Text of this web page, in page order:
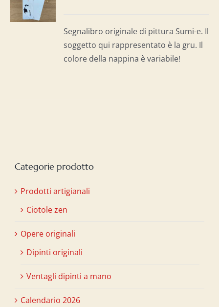
Segnalibro originale di pittura Sumi-e. Il
soggetto qui rappresentato è la gru. Il
colore della nappina è variabile!
Categorie prodotto
Prodotti artigianali
Ciotole zen
Opere originali
Dipinti originali
Ventagli dipinti a mano
Calendario 2026